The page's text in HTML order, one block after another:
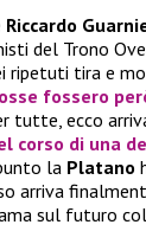
Riccardo
del Trono
ripetuti tira e
fossero
tutte, ecco
corso di una
la Platano
arriva
sul futuro